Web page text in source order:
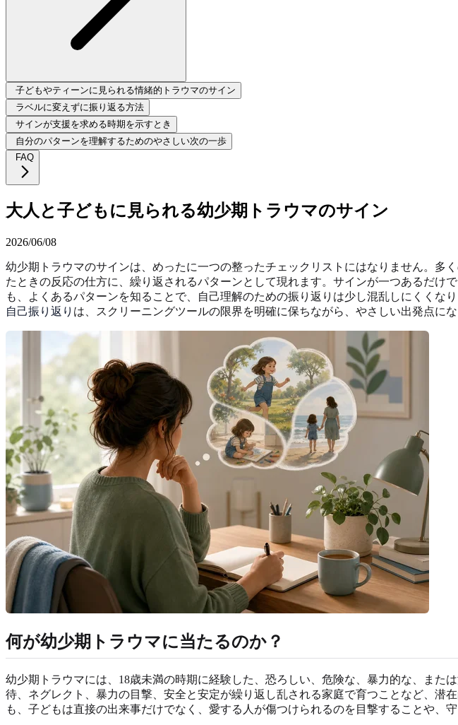
子どもやティーンに見られる情緒的トラウマのサイン
ラベルに変えずに振り返る方法
サインが支援を求める時期を示すとき
自分のパターンを理解するためのやさしい次の一歩
FAQ
大人と子どもに見られる幼少期トラウマのサイン
2026/06/08
幼少期トラウマのサインは、めったに一つの整ったチェックリストにはなりません。
たときの反応の仕方に、繰り返されるパターンとして現れます。サインが一つあるだ
も、よくあるパターンを知ることで、自己理解のための振り返りは少し混乱しにくくな
自己振り返り は、スクリーニングツールの限界を明確に保ちながら、やさしい出発点にな
何が幼少期トラウマに当たるのか？
幼少期トラウマには、18歳未満の時期に経験した、恐ろしい、危険な、暴力的な、ま
待、ネグレクト、暴力の目撃、安全と安定が繰り返し乱される家庭で育つことなど、潜
も、子どもは直接の出来事だけでなく、愛する人が傷つけられるのを目撃することや、